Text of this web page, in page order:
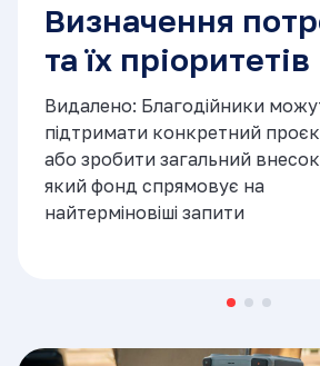
Визначення
та їх пріоритетів
Видалено: Благодійники
підтримати конкретний
або зробити загальний
який фонд спрямовує на
найтерміновіші запити